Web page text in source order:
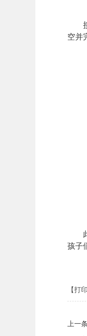
空并
孩子
【打
上一